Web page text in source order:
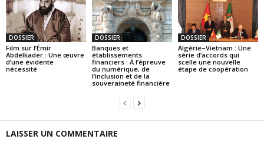
DOSSIER
Film sur l’Émir
Abdelkader : Une œuvre
d’une évidente
nécessité
DOSSIER
Banques et
établissements
financiers : À l’épreuve
du numérique, de
l’inclusion et de la
souveraineté financière
DOSSIER
Algérie–Vietnam : Une
série d’accords qui
scelle une nouvelle
étape de coopération
LAISSER UN COMMENTAIRE